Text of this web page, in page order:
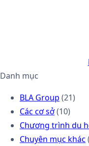
Danh mục
BLA Group (21)
Các cơ sở(10)
Chương trình du
Chuyên mục khác